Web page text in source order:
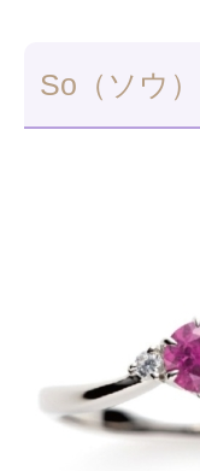
So（ソウ）